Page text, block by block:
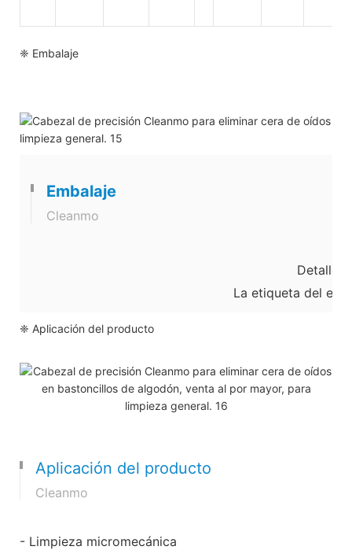
❈ Embalaje
Embalaje
Cleanmo
Detalles
La etiqueta del
❈ Aplicación del producto
Aplicación del producto
Cleanmo
- Limpieza micromecánica